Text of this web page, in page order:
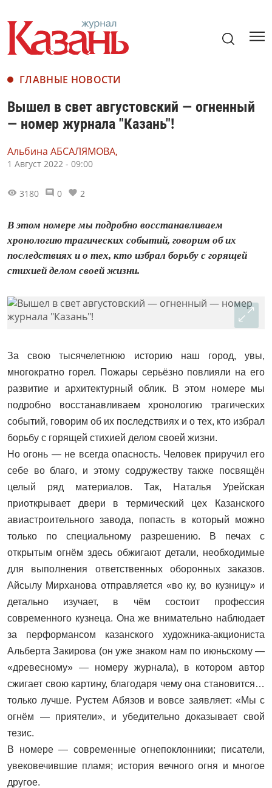
ГЛАВНЫЕ НОВОСТИ
Вышел в свет августовский — огненный
— номер журнала "Казань"!
Альбина АБСАЛЯМОВА,
1 Август 2022 - 09:00
3180 0 2
В этом номере мы подробно восстанавливаем
хронологию трагических событий, говорим об их
последствиях и о тех, кто избрал борьбу с горящей
стихией делом своей жизни.
За свою тысячелетнюю историю наш город, увы,
многократно горел. Пожары серь­ёзно повлияли на его
развитие и архитектурный облик. В этом номере мы
подробно восстанавливаем хронологию трагических
событий, говорим об их последствиях и о тех, кто избрал
борьбу с горящей стихией делом своей жизни.
Но огонь — не всегда опасность. Человек приручил его
себе во благо, и этому содружеству также посвящён
целый ряд материалов. Так, Наталья Урейская
приоткрывает двери в термический цех Казанского
авиастроительного завода, попасть в который можно
только по специальному разрешению. В печах с
открытым огнём здесь обжигают детали, необходимые
для выполнения ответственных оборонных заказов.
Айсылу Мирханова отправляется «во ку, во кузницу» и
детально изучает, в чём состоит профессия
современного кузнеца. Она же внимательно наблюдает
за перформансом казанского художника-акциониста
Альберта Закирова (он уже знаком нам по июньскому —
«древесному» — номеру журнала), в котором автор
сжигает свою картину, благодаря чему она становится…
только лучше. Рустем Абязов и вовсе заявляет: «Мы с
огнём — приятели», и убедительно доказывает свой
тезис.
В номере — современные огнепоклонники; писатели,
увековечившие пламя; история вечного огня и многое
другое.